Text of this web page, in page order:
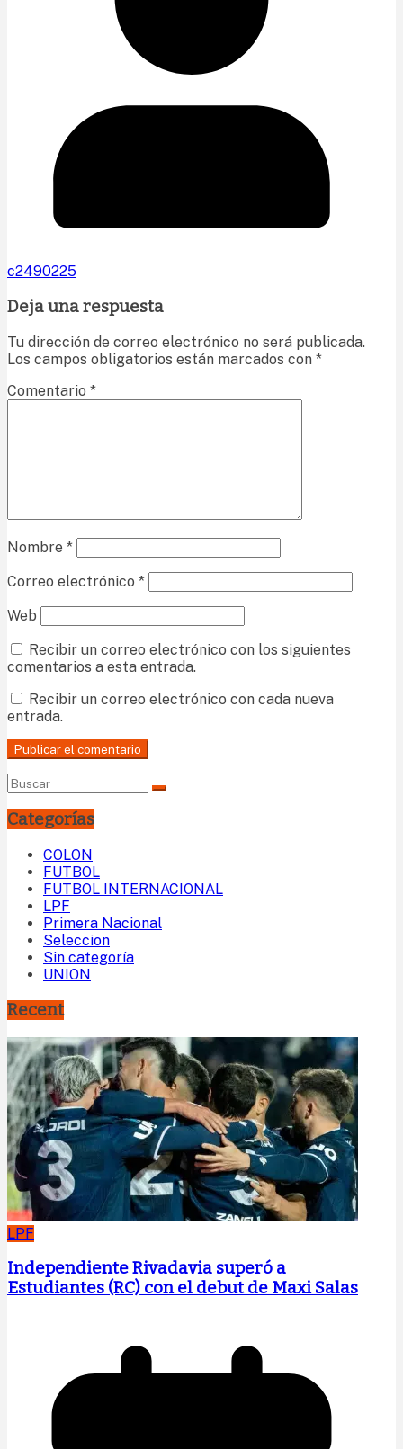
c2490225
Deja una respuesta
Tu dirección de correo electrónico no será publicada.
Los campos obligatorios están marcados con *
Comentario *
Nombre *
Correo electrónico *
Web
Recibir un correo electrónico con los siguientes
comentarios a esta entrada.
Recibir un correo electrónico con cada nueva
entrada.
Categorías
COLON
FUTBOL
FUTBOL INTERNACIONAL
LPF
Primera Nacional
Seleccion
Sin categoría
UNION
Recent
LPF
Independiente Rivadavia superó a
Estudiantes (RC) con el debut de Maxi Salas